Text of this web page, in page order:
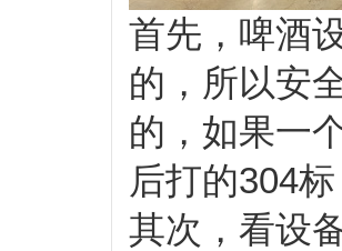
首先，啤酒
的，所以安
的，如果一
后打的304
其次，看设